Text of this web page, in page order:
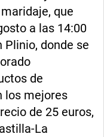
que
a las 14:00
Plinio, donde se
de
los mejores
de 25 euros,
La